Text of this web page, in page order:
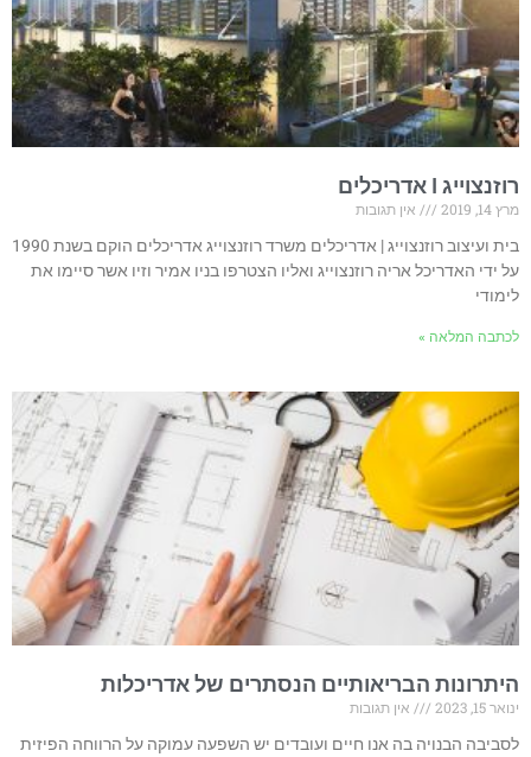
רוזנצוייג I אדריכלים
מרץ 14, 2019
אין תגובות
בית ועיצוב רוזנצוייג | אדריכלים משרד רוזנצוייג אדריכלים הוקם בשנת 1990
על ידי האדריכל אריה רוזנצוייג ואליו הצטרפו בניו אמיר וזיו אשר סיימו את
לימודי
לכתבה המלאה »
היתרונות הבריאותיים הנסתרים של אדריכלות
ינואר 15, 2023
אין תגובות
לסביבה הבנויה בה אנו חיים ועובדים יש השפעה עמוקה על הרווחה הפיזית